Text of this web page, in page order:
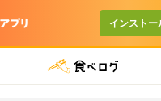
インストー